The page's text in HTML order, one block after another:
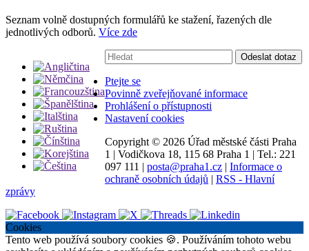
Seznam volně dostupných formulářů ke stažení, řazených dle
jednotlivých odborů. Více zde
Vyhledávání:
Odeslat dotaz
Ptejte se
Povinně zveřejňované informace
Prohlášení o přístupnosti
Nastavení cookies
Copyright © 2026 Úřad městské části Praha
1 | Vodičkova 18, 115 68 Praha 1 | Tel.: 221
097 111 | posta@praha1.cz | Informace o
ochraně osobních údajů | RSS - Hlavní
zprávy
Cookies
Tento web používá soubory cookies 🍪. Používáním tohoto webu